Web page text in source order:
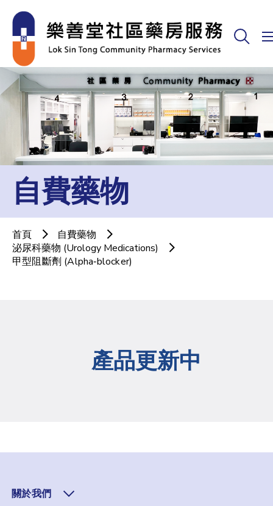
自費藥物
首頁
自費藥物
泌尿科藥物 (Urology Medications)
甲型阻斷劑 (Alpha‐blocker)
產品更新中
關於我們